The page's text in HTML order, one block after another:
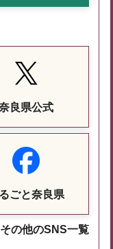
良県公式
ごと奈良県
その他のSNS一覧